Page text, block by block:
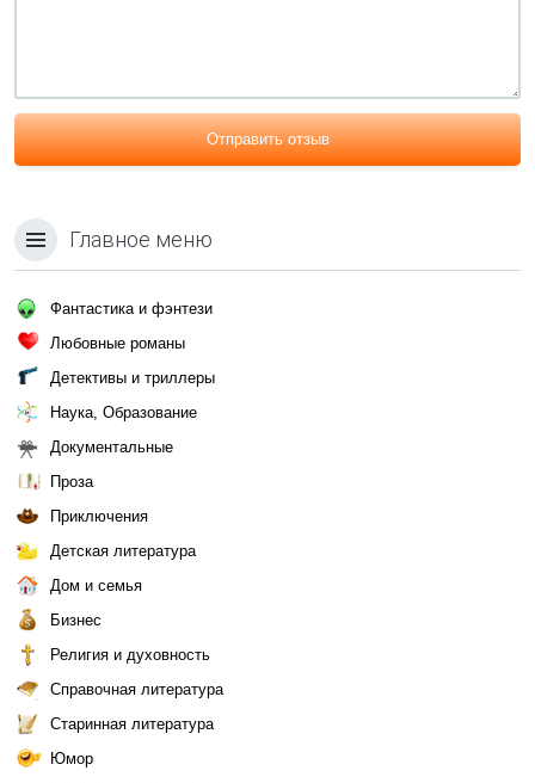
Отправить отзыв
Главное меню
Фантастика и фэнтези
Любовные романы
Детективы и триллеры
Наука, Образование
Документальные
Проза
Приключения
Детская литература
Дом и семья
Бизнес
Религия и духовность
Справочная литература
Старинная литература
Юмор